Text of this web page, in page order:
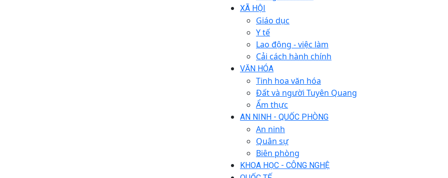
XÃ HỘI
Giáo dục
Y tế
Lao động - việc làm
Cải cách hành chính
VĂN HÓA
Tinh hoa văn hóa
Đất và người Tuyên Quang
Ẩm thực
AN NINH - QUỐC PHÒNG
An ninh
Quân sự
Biên phòng
KHOA HỌC - CÔNG NGHỆ